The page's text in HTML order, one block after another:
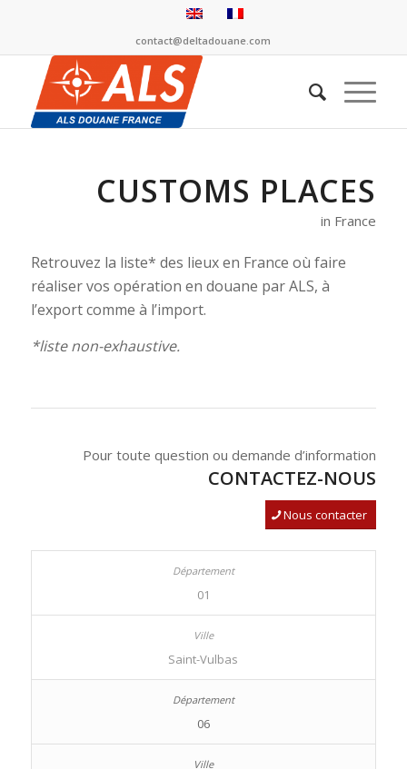
contact@deltadouane.com
CUSTOMS PLACES
in France
Retrouvez la liste* des lieux en France où faire
réaliser vos opération en douane par ALS, à
l’export comme à l’import.
*liste non-exhaustive.
Pour toute question ou demande d’information
CONTACTEZ-NOUS
Nous contacter
01
Saint-Vulbas
06